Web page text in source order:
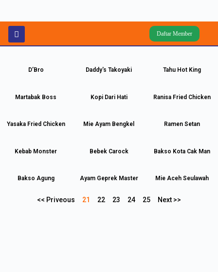
Daftar Member
D’Bro Daddy's Takoyaki Tahu Hot King
Martabak Boss Kopi Dari Hati Ranisa Fried Chicken
Yasaka Fried Chicken Mie Ayam Bengkel Ramen Setan
Kebab Monster Bebek Carock Bakso Kota Cak Man
Bakso Agung Ayam Geprek Master Mie Aceh Seulawah
<< Priveous 21 22 23 24 25 Next >>